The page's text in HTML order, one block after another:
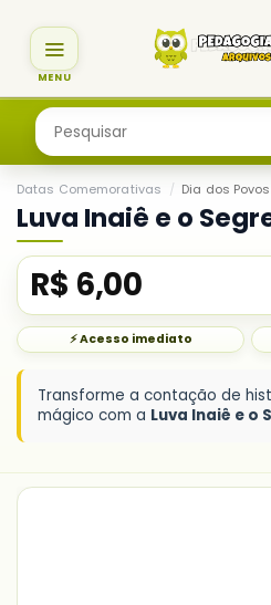
content
Pesquisar
por:
Datas Comemorativas / Dia dos
Luva Inaiê e o
R$ 6,00
⚡ Acesso imediato
Transforme a contação de
mágico com a Luva Inaiê e o